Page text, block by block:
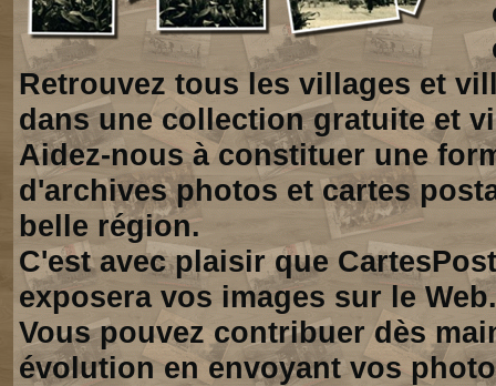
Retrouvez tous les villages et
dans une collection gratuite et
Aidez-nous à constituer une
d'archives photos et cartes
belle région.
C'est avec plaisir que
exposera vos images sur le Web.
Vous pouvez contribuer dès
évolution en envoyant vos